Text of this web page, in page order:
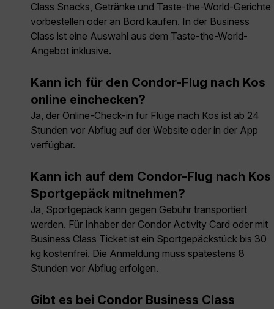
Class Snacks, Getränke und Taste-the-World-Gerichte
vorbestellen oder an Bord kaufen. In der Business
Class ist eine Auswahl aus dem Taste-the-World-
Angebot inklusive.
Kann ich für den Condor-Flug nach Kos
online einchecken?
Ja, der Online-Check-in für Flüge nach Kos ist ab 24
Stunden vor Abflug auf der Website oder in der App
verfügbar.
Kann ich auf dem Condor-Flug nach Kos
Sportgepäck mitnehmen?
Ja, Sportgepäck kann gegen Gebühr transportiert
werden. Für Inhaber der Condor Activity Card oder mit
Business Class Ticket ist ein Sportgepäckstück bis 30
kg kostenfrei. Die Anmeldung muss spätestens 8
Stunden vor Abflug erfolgen.
Gibt es bei Condor Business Class